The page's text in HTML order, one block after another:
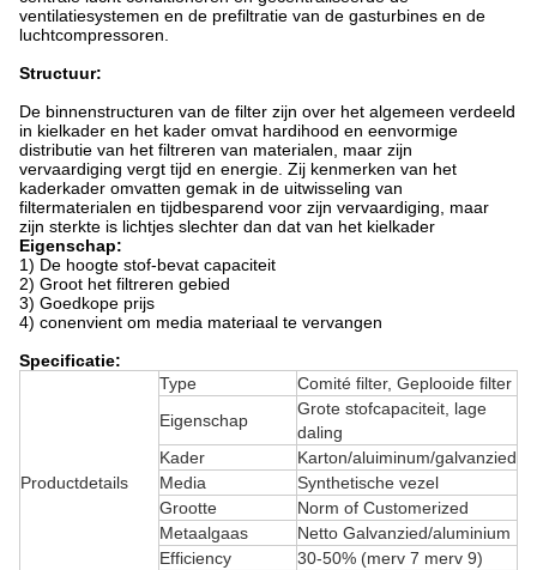
ventilatiesystemen en de prefiltratie van de gasturbines en de
luchtcompressoren.
Structuur:
De binnenstructuren van de filter zijn over het algemeen verdeeld
in kielkader en het kader omvat hardihood en eenvormige
distributie van het filtreren van materialen, maar zijn
vervaardiging vergt tijd en energie. Zij kenmerken van het
kaderkader omvatten gemak in de uitwisseling van
filtermaterialen en tijdbesparend voor zijn vervaardiging, maar
zijn sterkte is lichtjes slechter dan dat van het kielkader
Eigenschap:
1) De hoogte stof-bevat capaciteit
2) Groot het filtreren gebied
3) Goedkope prijs
4) conenvient om media materiaal te vervangen
Specificatie:
Productdetails
Type
Comité filter, Geplooide filter
Eigenschap
Grote stofcapaciteit, lage
daling
Kader
Karton/aluiminum/galvanzied
Media
Synthetische vezel
Grootte
Norm of Customerized
Metaalgaas
Netto Galvanzied/aluminium
Efficiency
30-50% (merv 7 merv 9)